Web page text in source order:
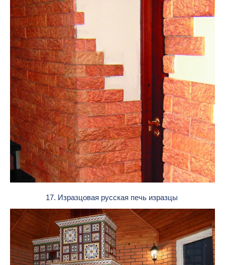
17. Изразцовая русская печь изразцы